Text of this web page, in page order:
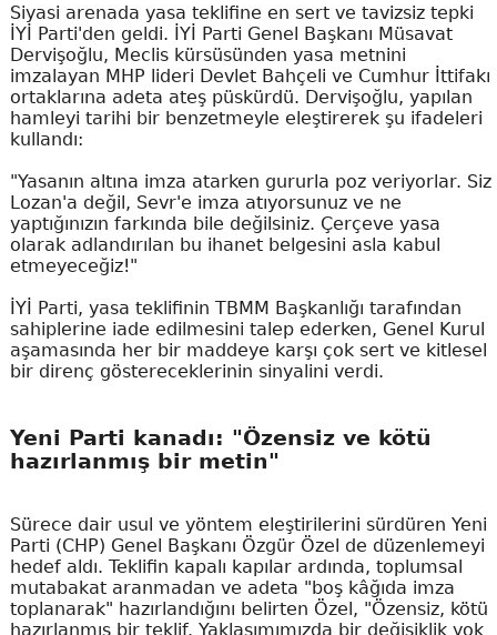
Siyasi arenada yasa teklifine en sert ve tavizsiz tepki
İYİ Parti'den geldi. İYİ Parti Genel Başkanı Müsavat
Dervişoğlu, Meclis kürsüsünden yasa metnini
imzalayan MHP lideri Devlet Bahçeli ve Cumhur İttifakı
ortaklarına adeta ateş püskürdü. Dervişoğlu, yapılan
hamleyi tarihi bir benzetmeyle eleştirerek şu ifadeleri
kullandı:
"Yasanın altına imza atarken gururla poz veriyorlar. Siz
Lozan'a değil, Sevr'e imza atıyorsunuz ve ne
yaptığınızın farkında bile değilsiniz. Çerçeve yasa
olarak adlandırılan bu ihanet belgesini asla kabul
etmeyeceğiz!"
İYİ Parti, yasa teklifinin TBMM Başkanlığı tarafından
sahiplerine iade edilmesini talep ederken, Genel Kurul
aşamasında her bir maddeye karşı çok sert ve kitlesel
bir direnç göstereceklerinin sinyalini verdi.
Yeni Parti kanadı: "Özensiz ve kötü
hazırlanmış bir metin"
Sürece dair usul ve yöntem eleştirilerini sürdüren Yeni
Parti (CHP) Genel Başkanı Özgür Özel de düzenlemeyi
hedef aldı. Teklifin kapalı kapılar ardında, toplumsal
mutabakat aranmadan ve adeta "boş kâğıda imza
toplanarak" hazırlandığını belirten Özel, "Özensiz, kötü
hazırlanmış bir teklif. Yaklaşımımızda bir değişiklik yok